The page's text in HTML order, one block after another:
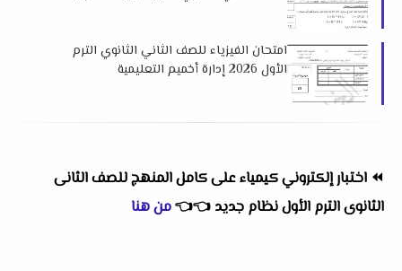
امتحان الفيزياء للصف الثاني الثانوي الترم
الأول 2026 إدارة أخميم التعليمية
⏪ اختبار إلكتروني كيمياء على كامل المنهج للصف الثانى
الثانوى الترم الأول نظام جديد 👈
👈من هنا